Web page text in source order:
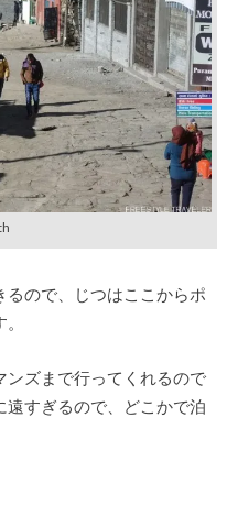
るので、じつはここからポ
ンズまで行ってくれるので
すぎるので、どこかで泊